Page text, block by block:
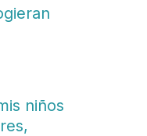
niños